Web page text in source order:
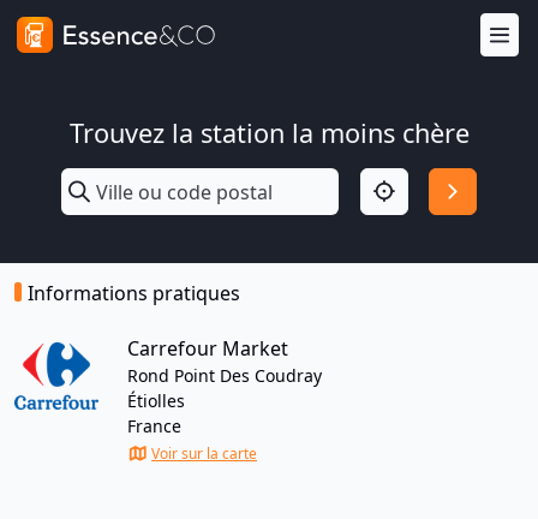
Trouvez la station la moins chère
Informations pratiques
Carrefour Market
Rond Point Des Coudray
Étiolles
France
Voir sur la carte